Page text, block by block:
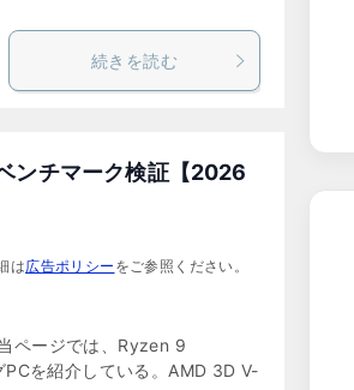
続きを読む
ンチマーク検証【2026
は広告ポリシー をご参照ください。
ページでは、Ryzen 9
を紹介している。AMD 3D V-